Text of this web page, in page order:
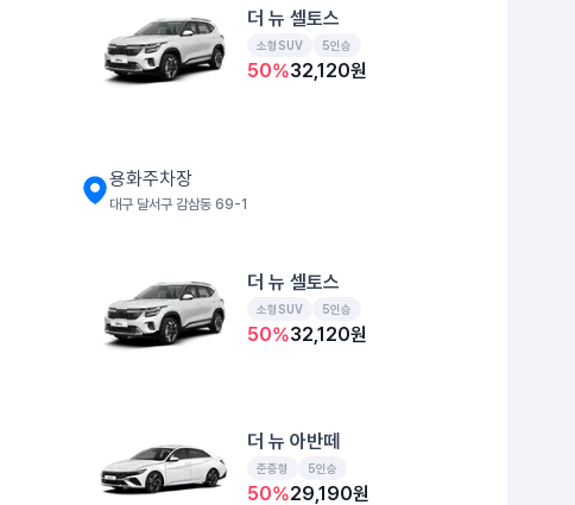
더 뉴 셀토스
소형SUV 5인승
50%32,120원
용화주차장
대구 달서구 감삼동 69-1
더 뉴 셀토스
소형SUV 5인승
50%32,120원
더 뉴 아반떼
준중형 5인승
50%29,190원